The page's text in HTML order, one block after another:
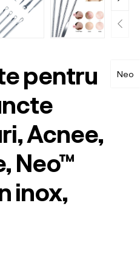
Neo
pentru
Acnee,
Neo™
inox,